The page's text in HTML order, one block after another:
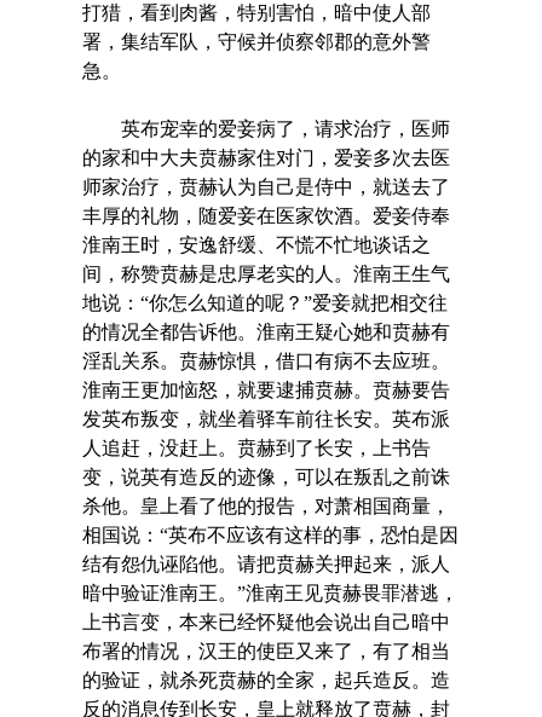
打猎，看到肉酱，特别害怕，暗中使人部
署，集结军队，守候并侦察邻郡的意外警
急。
英布宠幸的爱妾病了，请求治疗，医师
的家和中大夫贲赫家住对门，爱妾多次去医
师家治疗，贲赫认为自己是侍中，就送去了
丰厚的礼物，随爱妾在医家饮酒。爱妾侍奉
淮南王时，安逸舒缓、不慌不忙地谈话之
间，称赞贲赫是忠厚老实的人。淮南王生气
地说：“你怎么知道的呢？”爱妾就把相交往
的情况全都告诉他。淮南王疑心她和贲赫有
淫乱关系。贲赫惊惧，借口有病不去应班。
淮南王更加恼怒，就要逮捕贲赫。贲赫要告
发英布叛变，就坐着驿车前往长安。英布派
人追赶，没赶上。贲赫到了长安，上书告
变，说英有造反的迹像，可以在叛乱之前诛
杀他。皇上看了他的报告，对萧相国商量，
相国说：“英布不应该有这样的事，恐怕是因
结有怨仇诬陷他。请把贲赫关押起来，派人
暗中验证淮南王。”淮南王见贲赫畏罪潜逃，
上书言变，本来已经怀疑他会说出自己暗中
布署的情况，汉王的使臣又来了，有了相当
的验证，就杀死贲赫的全家，起兵造反。造
反的消息传到长安，皇上就释放了贲赫，封